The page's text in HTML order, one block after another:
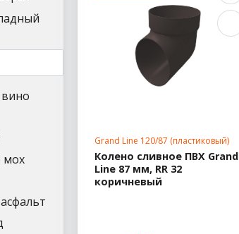
Grand Line 120/87 (пластиковый)
Колено сливное ПВХ Grand
Line 87 мм, RR 32
коричневый
вино
мох